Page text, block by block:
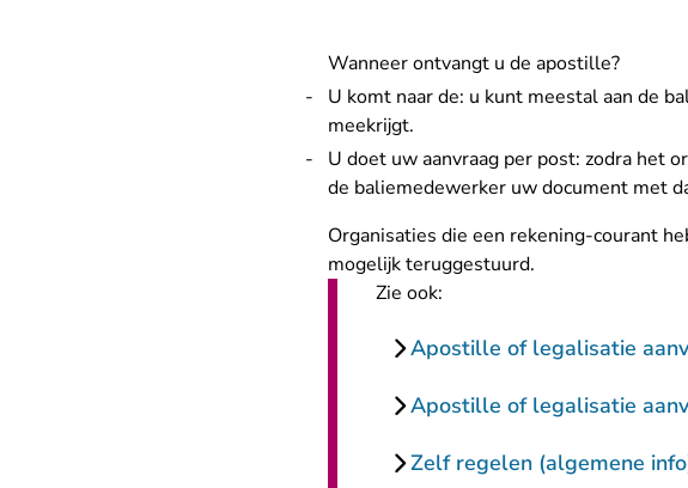
Wanneer ontvangt u de apostille?
U komt naar de: u kunt meestal aan de
meekrijgt.
U doet uw aanvraag per post: zodra het
de baliemedewerker uw document met
Organisaties die een rekening-courant
mogelijk teruggestuurd.
Zie ook:
Apostille of legalisatie
Apostille of legalisatie
Zelf regelen (algemene